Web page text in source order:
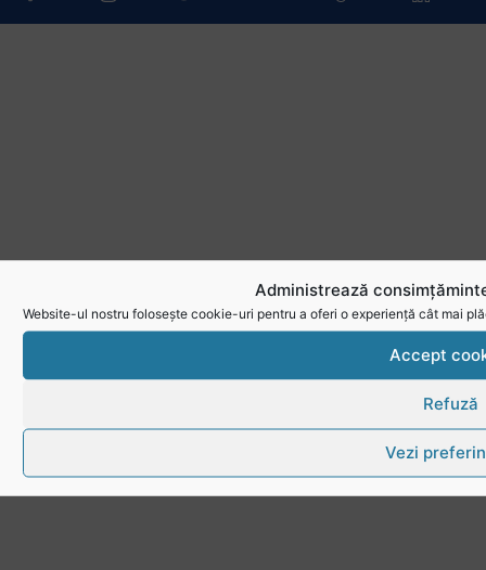
Administrează
Website-ul nostru folosește cookie-uri pentru a oferi o experiență cât mai
Accept
Refuză
Vezi